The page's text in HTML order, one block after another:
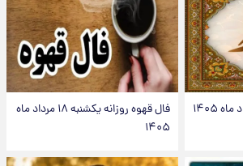
فال قهوه روزانه یکشنبه ۱۸ مرداد ماه
۱۴۰۵